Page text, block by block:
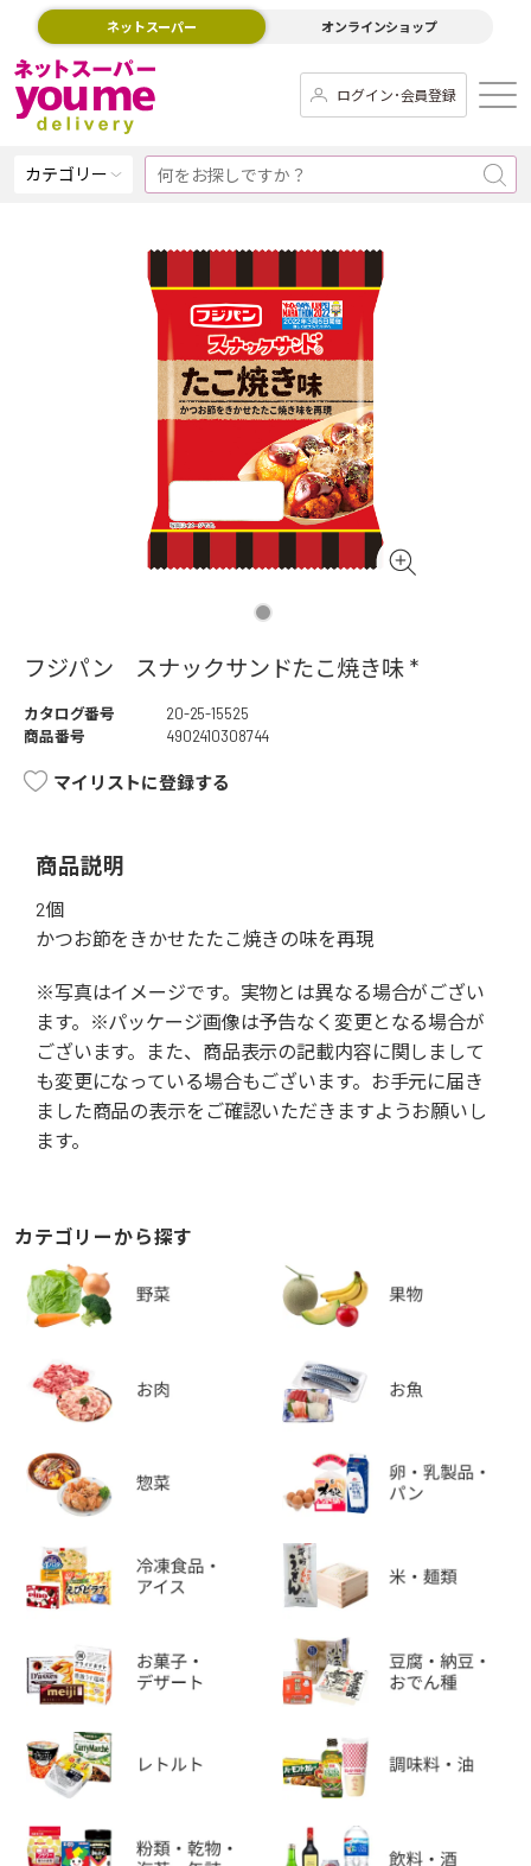
ネットスーパー オンラインショップ
ログイン･会員登録
カテゴリー
フジパン スナックサンドたこ焼き味 *
カタログ番号
20-25-15525
商品番号
4902410308744
マイリストに登録する
商品説明
2個
かつお節をきかせたたこ焼きの味を再現
※写真はイメージです。実物とは異なる場合がござい
ます。※パッケージ画像は予告なく変更となる場合が
ございます。また、商品表示の記載内容に関しまして
も変更になっている場合もございます。お手元に届き
ました商品の表示をご確認いただきますようお願いし
ます。
カテゴリーから探す